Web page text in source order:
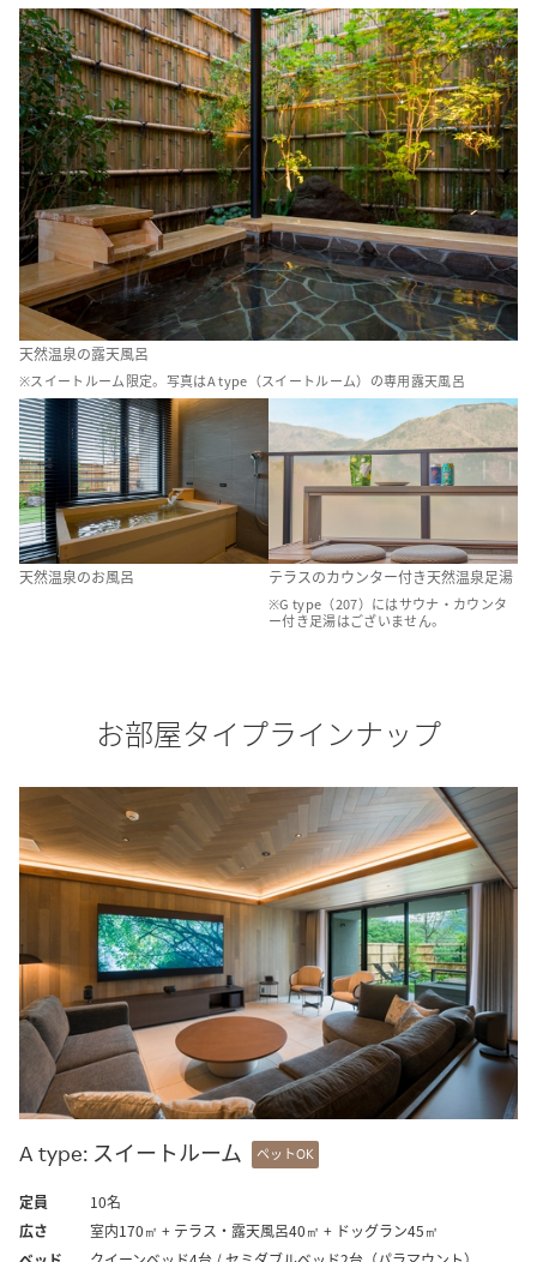
天然温泉の露天風呂
※スイートルーム限定。写真はA type（スイートルーム）の専用露天風呂
天然温泉のお風呂 テラスのカウンター付き天然温泉足湯
※G type（207）にはサウナ・カウンタ
ー付き足湯はございません。
お部屋タイプラインナップ
A type: スイートルーム ペットOK
定員
10名
広さ
室内170㎡ + テラス・露天風呂40㎡ + ドッグラン45㎡